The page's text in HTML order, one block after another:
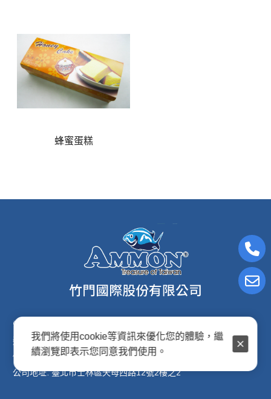
蜂蜜蛋糕
電子信箱:ammon8@ms22.hinet.net
連絡電話: (02)2876-2691
傳真專線: (02)2876-2692
公司地址: 臺北市士林區天母西路12號2樓之2
我們將使用cookie等資訊來優化您的體驗，繼
續瀏覽即表示您同意我們使用。